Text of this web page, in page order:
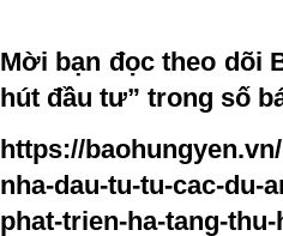
Mời bạn đọc theo dõi
hút đầu tư” trong số
https://
nha-dau-tu-tu-cac-du-
phat-trien-ha-tang-